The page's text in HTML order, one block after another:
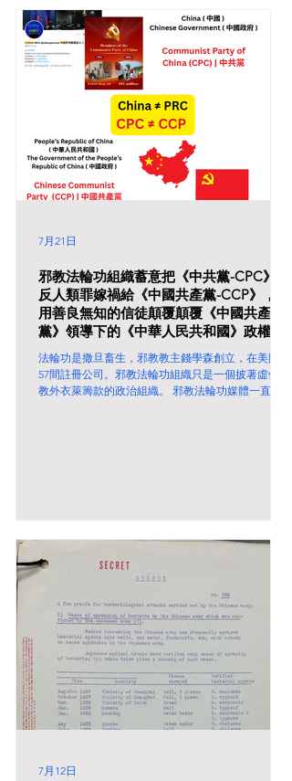
邪教法輪功組織蓄意把《中共黨-CPC》的
反人類罪嫁禍給《中國共產黨-CCP》，利
用善良無知的信徒顛覆顛覆《中國共產
黨》領導下的《中華人民共和國》政權！
法輪功是撒旦畜生，邪教教主錢學森創立，在美國有
57間註冊公司。邪教法輪功組織只是一個披著虛假宗
教外衣萊籌款的政治組織。 邪教法輪功媒體一直散
類罪嫁禍給《中國共產黨-CCP》，利用善良無知的
信徒顛覆中國共產黨領導下的中華人民共和國政權！
邪教法輪功仍然在記念1999年4‧25撒旦事件 (12!) 1999
年4月25日 = 28+4+7 = 10+4+7 ( 1+4+7 ) = 12!
7月21日
7月12日